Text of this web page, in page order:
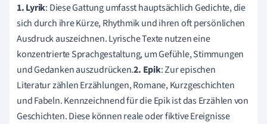
1. Lyrik: Diese Gattung umfasst hauptsächlich Gedichte, die
sich durch ihre Kürze, Rhythmik und ihren oft persönlichen
Ausdruck auszeichnen. Lyrische Texte nutzen eine
konzentrierte Sprachgestaltung, um Gefühle, Stimmungen
und Gedanken auszudrücken.2. Epik: Zur epischen
Literatur zählen Erzählungen, Romane, Kurzgeschichten
und Fabeln. Kennzeichnend für die Epik ist das Erzählen von
Geschichten. Diese können reale oder fiktive Ereignisse